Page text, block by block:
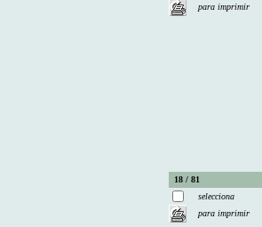
para imprimir
18 / 81
selecciona
para imprimir